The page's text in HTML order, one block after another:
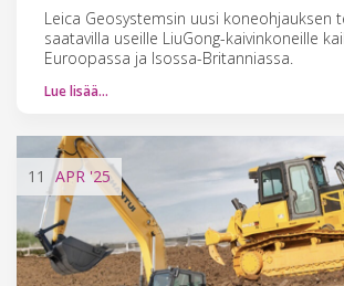
Leica Geosystemsin uusi koneohjauksen
saatavilla useille LiuGong-kaivinkoneille
Euroopassa ja Isossa-Britanniassa.
Lue lisää…
11 APR'25